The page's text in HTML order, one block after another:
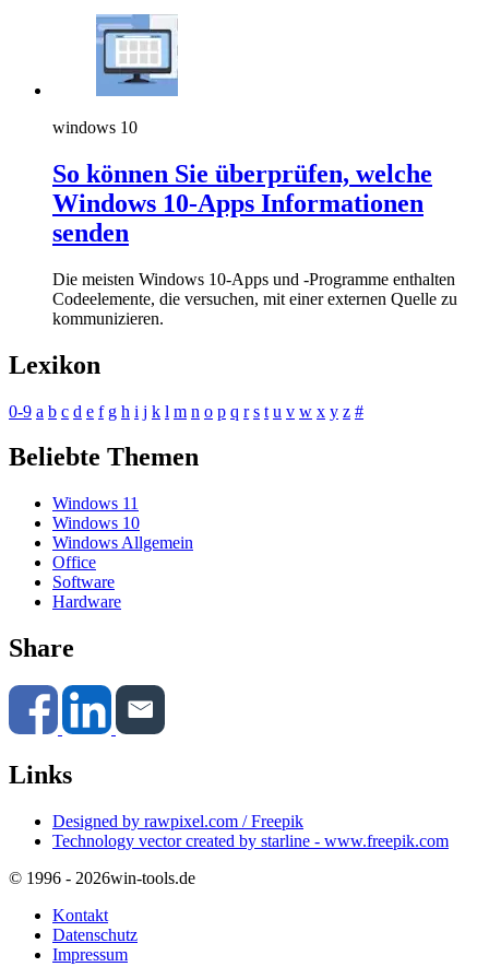
windows 10
So können Sie überprüfen, welche
Windows 10-Apps Informationen
senden
Die meisten Windows 10-Apps und -Programme enthalten
Codeelemente, die versuchen, mit einer externen Quelle zu
kommunizieren.
Lexikon
0-9 a b c d e f g h i j k l m n o p q r s t u v w x y z #
Beliebte Themen
Windows 11
Windows 10
Windows Allgemein
Office
Software
Hardware
Share
Links
Designed by rawpixel.com / Freepik
Technology vector created by starline - www.freepik.com
© 1996 - 2026win-tools.de
Kontakt
Datenschutz
Impressum